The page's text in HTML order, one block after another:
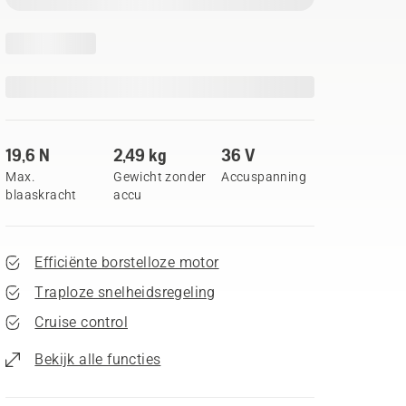
19,6 N
Max.
blaaskracht
2,49 kg
Gewicht zonder
accu
36 V
Accuspanning
Efficiënte borstelloze motor
Traploze snelheidsregeling
Cruise control
Bekijk alle functies